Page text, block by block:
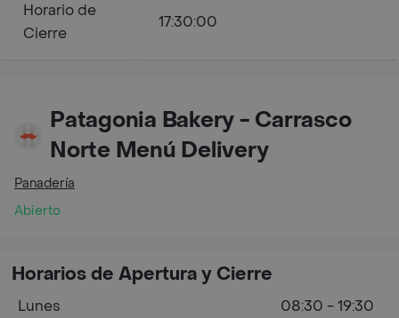
Horario de
Cierre
17:30:00
Patagonia Bakery - Carrasco
Norte Menú Delivery
Panadería
Abierto
Horarios de Apertura y Cierre
Lunes
08:30 - 19:30